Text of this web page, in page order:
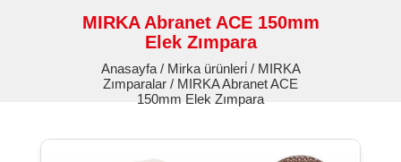
MIRKA Abranet ACE 150mm
Elek Zımpara
Anasayfa / Mirka ürünleri̇ / MIRKA
Zımparalar / MIRKA Abranet ACE
150mm Elek Zımpara